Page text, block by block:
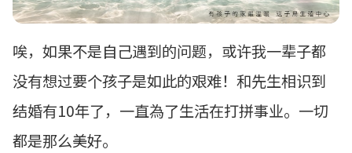
唉，如果不是自己遇到的问题，或许我一辈子都
没有想过要个孩子是如此的艰难！和先生相识到
结婚有10年了，一直為了生活在打拼事业。一切
都是那么美好。